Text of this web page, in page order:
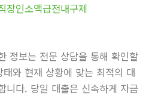
장인소액급전내구제
정보는 전문 상담을 통해 확인할
와 현재 상황에 맞는 최적의 대
니다. 당일 대출은 신속하게 자금